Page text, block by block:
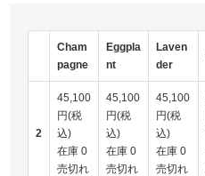
Cham
pagne
Eggpla
nt
Laven
der
2
45,100
円(税
込)
在庫 0
売切れ
45,100
円(税
込)
在庫 0
売切れ
45,100
円(税
込)
在庫 0
売切れ